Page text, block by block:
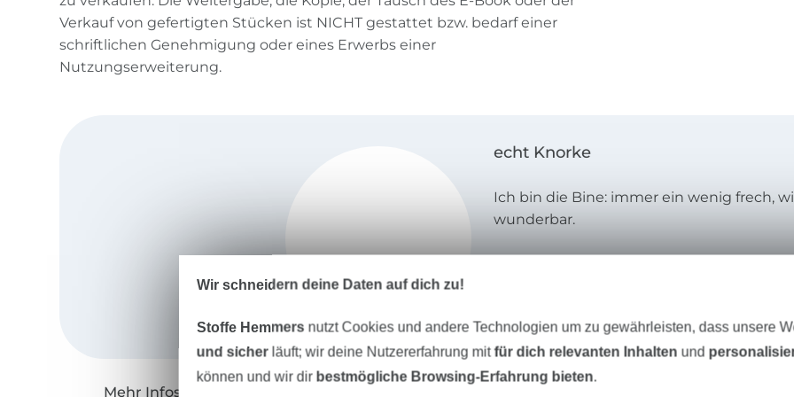
Verkauf von gefertigten Stücken ist NICHT gestattet bzw. bedarf einer
schriftlichen Genehmigung oder eines Erwerbs einer
Nutzungserweiterung.
echt Knorke
Ich bin die Bine: immer ein wenig frech,
wunderbar.
halten und doch mit einem visuellen Pfiff
Besonders viel Freude und Kreativität
der Schnittentwicklung, sondern auch in
Mehr Infos zu "echt Knorke"
Wir schneidern deine Daten auf dich zu!
Stoffe Hemmers nutzt Cookies und andere Technologien um zu gewährleisten, dass unsere
und sicherläuft; wir deine Nutzererfahrung mitfür dich relevanten Inhalten und
können und wir dir bestmögliche Browsing-Erfahrung bieten.